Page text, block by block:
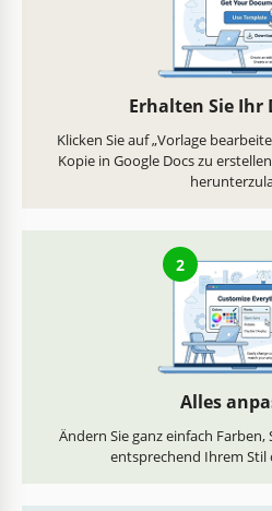
Erhalten Sie Ihr
Klicken Sie auf „Vorlage
Kopie in Google Docs zu
2
Alles
Ändern Sie ganz einfach
entsprechend Ihrem Stil